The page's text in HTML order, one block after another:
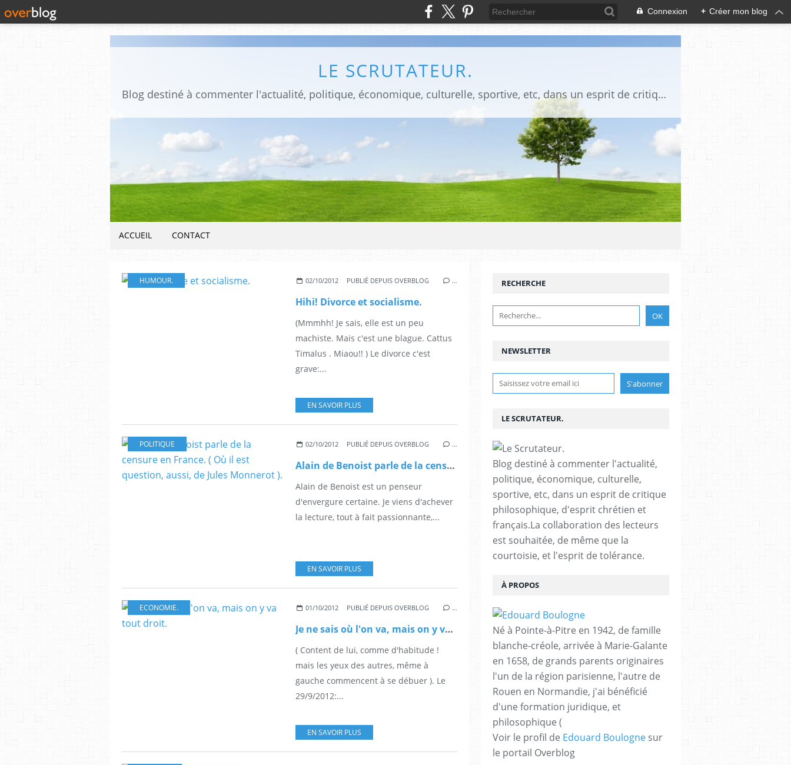
Connexion + Créer mon blog
LE SCRUTATEUR.
Blog destiné à commenter l'actualité, politique, économique, culturelle, sportive, etc, dans un esprit de critique philosophique, d'esprit chrétien et français.La collaboration des lecteurs est souhaitée, de même que la courtoisie, et l'esprit de tolérance.
ACCUEIL CONTACT
HUMOUR. 02/10/2012 PUBLIÉ DEPUIS OVERBLOG …
Hihi! Divorce et socialisme.
(Mmmhh! Je sais, elle est un peu
machiste. Mais c'est une blague. Cattus
Timalus . Miaou!! ) Le divorce c'est
grave:...
EN SAVOIR PLUS
POLITIQUE 02/10/2012 PUBLIÉ DEPUIS OVERBLOG …
Alain de Benoist parle de la censure en France. ( Où il est question, aussi, de Jules Monnerot ).
Alain de Benoist est un penseur
d'envergure certaine. Je viens d'achever
la lecture, tout à fait passionnante,...
EN SAVOIR PLUS
ECONOMIE. 01/10/2012 PUBLIÉ DEPUIS OVERBLOG …
Je ne sais où l'on va, mais on y va tout droit.
( Content de lui, comme d'habitude !
mais les yeux des autres, même à
gauche commencent à se débuer ). Le
29/9/2012:...
EN SAVOIR PLUS
NEWSLETTER
RECHERCHE
LE SCRUTATEUR.
Blog destiné à commenter l'actualité,
politique, économique, culturelle,
sportive, etc, dans un esprit de critique
philosophique, d'esprit chrétien et
français.La collaboration des lecteurs
est souhaitée, de même que la
courtoisie, et l'esprit de tolérance.
À PROPOS
Né à Pointe-à-Pitre en 1942, de famille
blanche-créole, arrivée à Marie-Galante
en 1658, de grands parents originaires
l'un de la région parisienne, l'autre de
Rouen en Normandie, j'ai bénéficié
d'une formation juridique, et
philosophique (
Voir le profil de Edouard Boulogne sur
le portail Overblog